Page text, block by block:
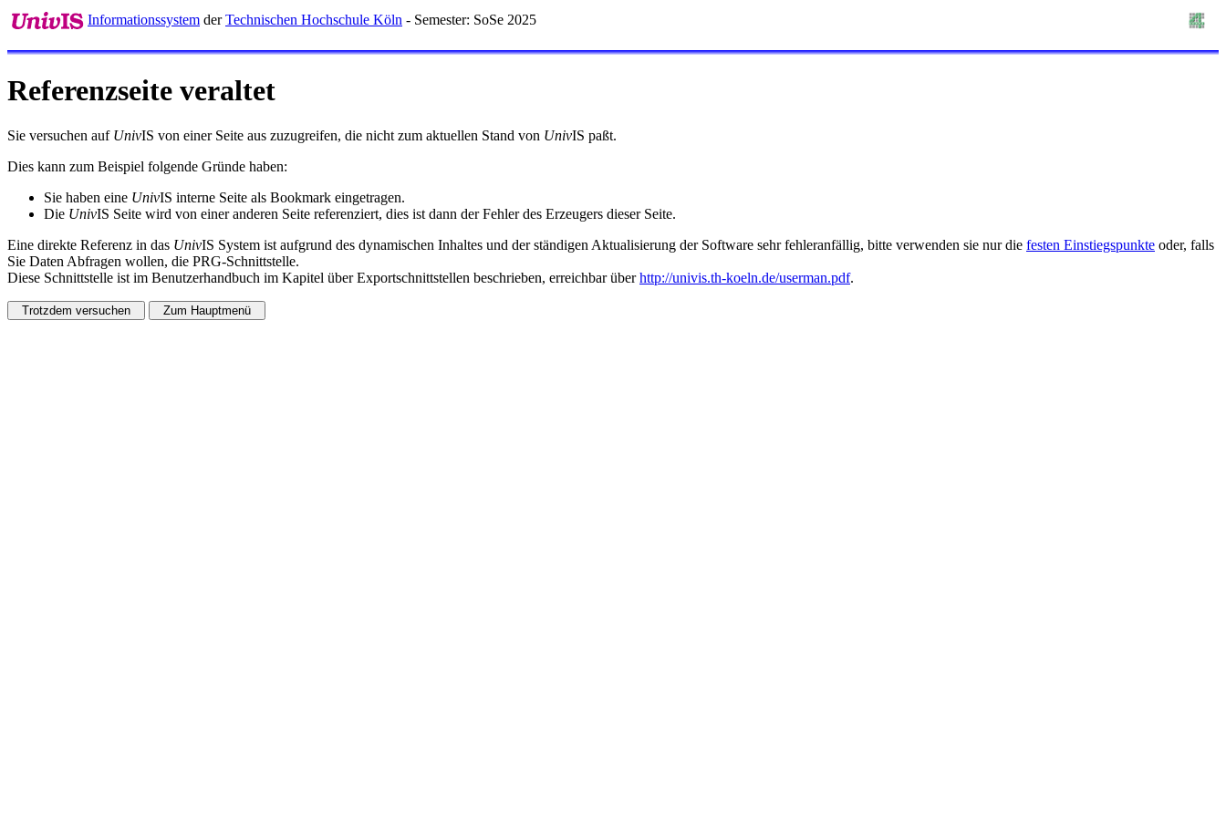
Informationssystem derTechnischen Hochschule Köln - Semester: SoSe 2025
Referenzseite veraltet
Sie versuchen auf UnivIS von einer Seite aus zuzugreifen, die nicht zum aktuellen Stand von UnivIS paßt.
Dies kann zum Beispiel folgende Gründe haben:
Sie haben eine UnivIS interne Seite als Bookmark eingetragen.
Die UnivIS Seite wird von einer anderen Seite referenziert, dies ist dann der Fehler des Erzeugers dieser Seite.
Eine direkte Referenz in das UnivIS System ist aufgrund des dynamischen Inhaltes und der ständigen Aktualisierung der Software sehr fehleranfällig, bitte verwenden sie nur die festen Einstiegspunkte oder, falls
Sie Daten Abfragen wollen, die PRG-Schnittstelle.
Diese Schnittstelle ist im Benutzerhandbuch im Kapitel über Exportschnittstellen beschrieben, erreichbar überhttp://univis.th-koeln.de/userman.pdf.